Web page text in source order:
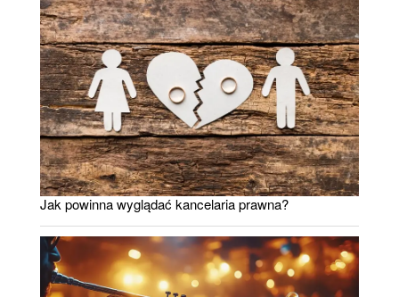
Jak powinna wyglądać kancelaria prawna?